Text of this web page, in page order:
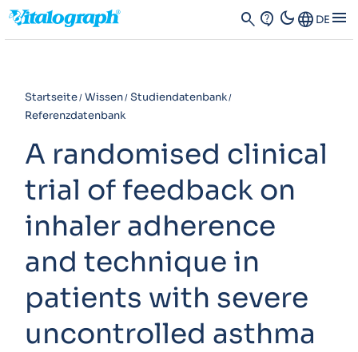
search contact_support dark_modeLanguage DE menu
Startseite Wissen Studiendatenbank
Referenzdatenbank
A randomised clinical
trial of feedback on
inhaler adherence
and technique in
patients with severe
uncontrolled asthma